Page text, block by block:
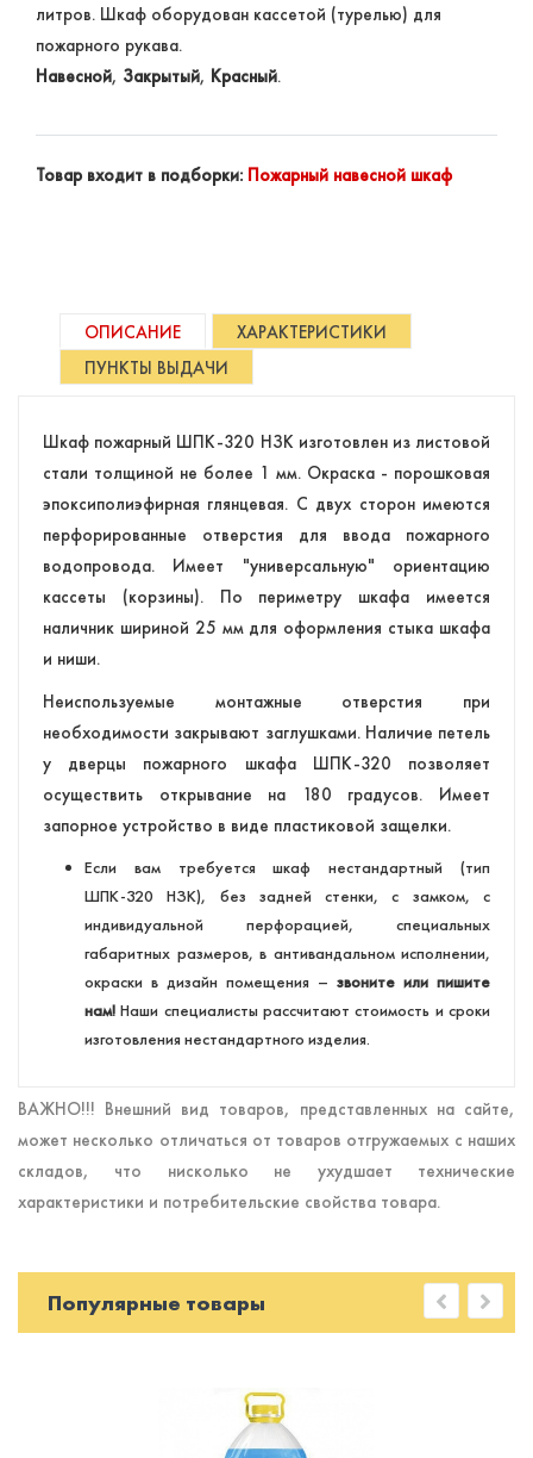
литров. Шкаф оборудован кассетой (турелью) для
пожарного рукава.
Навесной, Закрытый, Красный.
Товар входит в подборки: Пожарный навесной шкаф
ОПИСАНИЕ
ХАРАКТЕРИСТИКИ
ПУНКТЫ ВЫДАЧИ
Шкаф пожарный ШПК-320 НЗК изготовлен из листовой
стали толщиной не более 1 мм. Окраска - порошковая
эпоксиполиэфирная глянцевая. С двух сторон имеются
перфорированные отверстия для ввода пожарного
водопровода. Имеет "универсальную" ориентацию
кассеты (корзины). По периметру шкафа имеется
наличник шириной 25 мм для оформления стыка шкафа
и ниши.
Неиспользуемые монтажные отверстия при
необходимости закрывают заглушками. Наличие петель
у дверцы пожарного шкафа ШПК-320 позволяет
осуществить открывание на 180 градусов. Имеет
запорное устройство в виде пластиковой защелки.
Если вам требуется шкаф нестандартный (тип
ШПК-320 НЗК), без задней стенки, с замком, с
индивидуальной перфорацией, специальных
габаритных размеров, в антивандальном исполнении,
окраски в дизайн помещения – звоните или пишите
нам! Наши специалисты рассчитают стоимость и сроки
изготовления нестандартного изделия.
ВАЖНО!!! Внешний вид товаров, представленных на сайте,
может несколько отличаться от товаров отгружаемых с наших
складов, что нисколько не ухудшает технические
характеристики и потребительские свойства товара.
Популярные товары